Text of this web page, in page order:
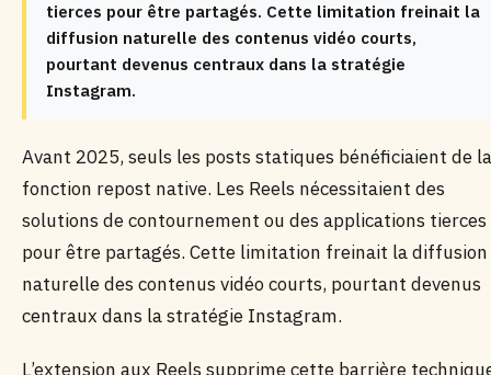
tierces pour être partagés. Cette limitation freinait la
diffusion naturelle des contenus vidéo courts,
pourtant devenus centraux dans la stratégie
Instagram.
Avant 2025, seuls les posts statiques bénéficiaient de la
fonction repost native. Les Reels nécessitaient des
solutions de contournement ou des applications tierces
pour être partagés. Cette limitation freinait la diffusion
naturelle des contenus vidéo courts, pourtant devenus
centraux dans la stratégie Instagram.
L’extension aux Reels supprime cette barrière